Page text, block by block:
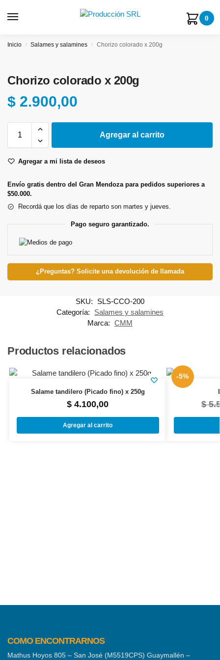
0
Inicio / Salames y salamines / Chorizo colorado x 200g
Chorizo colorado x 200g
$ 2.900,00
Agregar al carrito
Agregar a mi lista de deseos
Envío gratis dentro del Gran Mendoza para pedidos superiores a
$50.000.
Recordá que los días de reparto son martes y jueves.
Pago seguro garantizado.
¿Preguntas? Solicite una devolución de llamada
SKU:
SLS-CCO-200
Categoría:
Salames y salamines
Marca: CMM
Productos relacionados
Salame tandilero (Picado fino) x 250g
$ 4.100,00
Agregar al carrito
-5%
$
COMO ENCONTRARNOS
Mathus Hoyos 805 – San José (M5519CPS) Guaymallén –